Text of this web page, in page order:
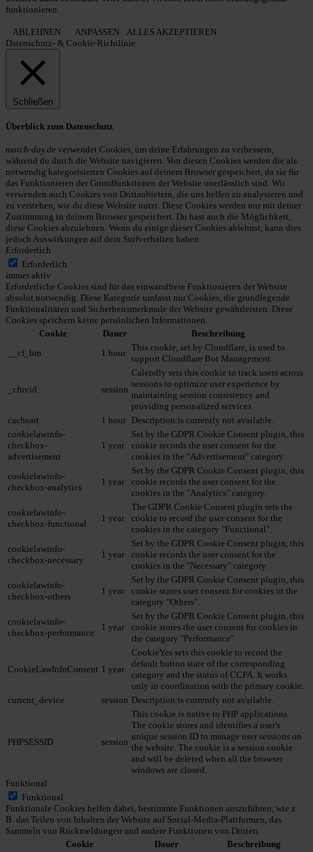
funktionieren.
ABLEHNEN ANPASSEN
ALLES AKZEPTIEREN
Datenschutz- & Cookie-Richtlinie
Schließen
Überblick zum Datenschutz
match-day.de verwendet Cookies, um deine Erfahrungen zu verbessern,
während du durch die Website navigieren. Von diesen Cookies werden die als
notwendig kategorisierten Cookies auf deinem Browser gespeichert, da sie für
das Funktionieren der Grundfunktionen der Website unerlässlich sind. Wir
verwenden auch Cookies von Drittanbietern, die uns helfen zu analysieren und
zu verstehen, wie du diese Website nutzt. Diese Cookies werden nur mit deiner
Zustimmung in deinem Browser gespeichert. Du hast auch die Möglichkeit,
diese Cookies abzulehnen. Wenn du einige dieser Cookies ablehnst, kann dies
jedoch Auswirkungen auf dein Surfverhalten haben.
Erforderlich
Erforderlich
immer aktiv
Erforderliche Cookies sind für das einwandfreie Funktionieren der Website
absolut notwendig. Diese Kategorie umfasst nur Cookies, die grundlegende
Funktionalitäten und Sicherheitsmerkmale der Website gewährleisten. Diese
Cookies speichern keine persönlichen Informationen.
Cookie
Dauer
Beschreibung
__cf_bm
1 hour
This cookie, set by Cloudflare, is used to
support Cloudflare Bot Management.
_cfuvid session
Calendly sets this cookie to track users across
sessions to optimize user experience by
maintaining session consistency and
providing personalized services
cacheart
1 hour Description is currently not available.
cookielawinfo-
checkbox-
advertisement
1 year
Set by the GDPR Cookie Consent plugin, this
cookie records the user consent for the
cookies in the "Advertisement" category.
cookielawinfo-
checkbox-analytics
1 year
Set by the GDPR Cookie Consent plugin, this
cookie records the user consent for the
cookies in the "Analytics" category.
cookielawinfo-
checkbox-functional
1 year
The GDPR Cookie Consent plugin sets the
cookie to record the user consent for the
cookies in the category "Functional".
cookielawinfo-
checkbox-necessary
1 year
Set by the GDPR Cookie Consent plugin, this
cookie records the user consent for the
cookies in the "Necessary" category.
cookielawinfo-
checkbox-others
1 year
Set by the GDPR Cookie Consent plugin, this
cookie stores user consent for cookies in the
category "Others".
cookielawinfo-
checkbox-performance
1 year
Set by the GDPR Cookie Consent plugin, this
cookie stores the user consent for cookies in
the category "Performance".
CookieLawInfoConsent 1 year
CookieYes sets this cookie to record the
default button state of the corresponding
category and the status of CCPA. It works
only in coordination with the primary cookie.
current_device
session Description is currently not available.
PHPSESSID session
This cookie is native to PHP applications.
The cookie stores and identifies a user's
unique session ID to manage user sessions on
the website. The cookie is a session cookie
and will be deleted when all the browser
windows are closed.
Funktional
Funktional
Funktionale Cookies helfen dabei, bestimmte Funktionen auszuführen, wie z.
B. das Teilen von Inhalten der Website auf Social-Media-Plattformen, das
Sammeln von Rückmeldungen und andere Funktionen von Dritten.
Cookie
Dauer Beschreibung